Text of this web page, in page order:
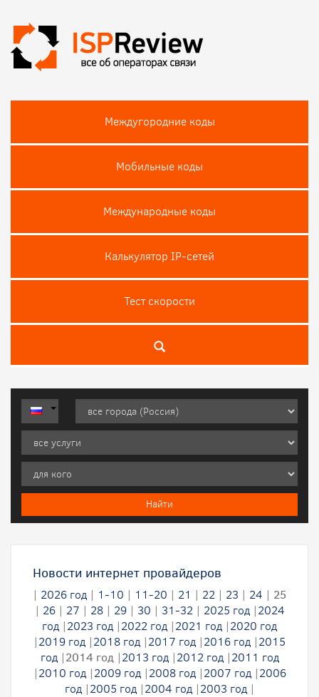
Междугородние коды
Мобильные коды
Международные коды
Калькулятор IP-сетей
Тест скороcти
Новости интернет провайдеров
| 2026 год | 1-10 | 11-20 | 21 | 22 | 23 | 24 | 25
| 26| 27 | 28| 29| 30 | 31-32| 2025 год|2024
год |2023 год |2022 год |2021 год |2020 год
|2019 год |2018 год |2017 год |2016 год |2015
год|2014 год|2013 год|2012 год|2011 год
|2010 год|2009 год|2008 год|2007 год|2006
год|2005 год|2004 год|2003 год|